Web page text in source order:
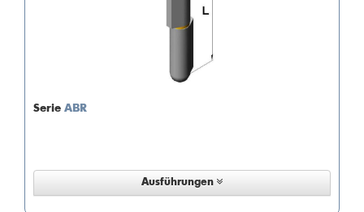
Serie ABR
Ausführungen